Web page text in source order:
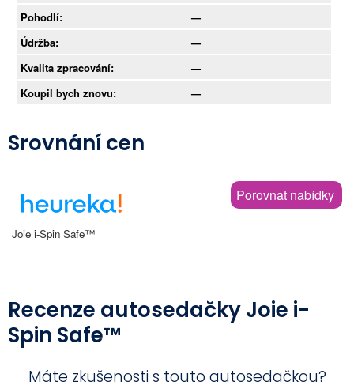
Pohodlí:
—
Údržba:
—
Kvalita zpracování:
—
Koupil bych znovu:
—
Srovnání cen
Joie i-Spin Safe™
Porovnat nabídky
Recenze autosedačky Joie i-
Spin Safe™
Máte zkušenosti s touto autosedačkou?